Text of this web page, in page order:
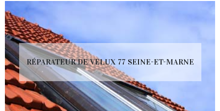
RÉPARATEUR DE VELUX 77 SEINE-ET-MARNE